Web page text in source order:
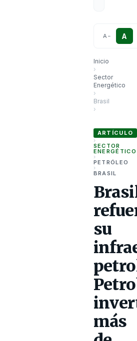
A − A
Inicio
›
Sector
Energético
›
Brasil
›
ARTÍCULO
›
SECTOR
ENERGÉTICO
›
PETRÓLEO
›
BRASIL
su
más